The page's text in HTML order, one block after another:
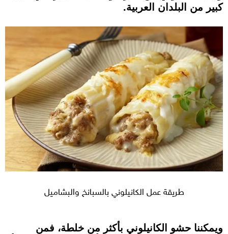
كبير من البلدان العربية.
طريقة عمل الكانيلوني بالسبانخ والبشاميل
ويمكننا حشو الكانيلوني بأكثر من خلطة، فمن